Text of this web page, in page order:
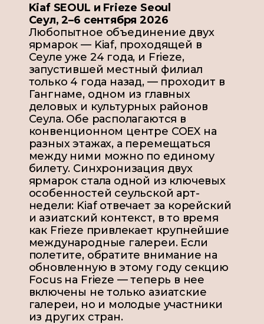
Kiaf SEOUL и Frieze Seoul
Сеул, 2–6 сентября 2026
Любопытное объединение двух
ярмарок — Kiaf, проходящей в
Сеуле уже 24 года, и Frieze,
запустившей местный филиал
только 4 года назад, — проходит в
Гангнаме, одном из главных
деловых и культурных районов
Сеула. Обе располагаются в
конвенционном центре COEX на
разных этажах, а перемещаться
между ними можно по единому
билету. Синхронизация двух
ярмарок стала одной из ключевых
особенностей сеульской арт-
недели: Kiaf отвечает за корейский
и азиатский контекст, в то время
как Frieze привлекает крупнейшие
международные галереи. Если
полетите, обратите внимание на
обновленную в этому году секцию
Focus на Frieze — теперь в нее
включены не только азиатские
галереи, но и молодые участники
из других стран.